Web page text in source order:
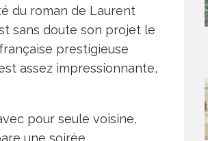
du roman de Laurent
sans doute son projet le
prestigieuse
assez impressionnante,
pour seule voisine,
une soirée